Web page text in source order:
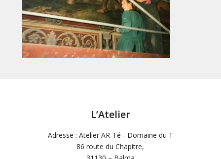
L’Atelier
Adresse : Atelier AR-Té - Domaine du T
86 route du Chapitre,